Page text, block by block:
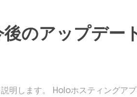
のアップデー
明します。 Holoホスティングアプ